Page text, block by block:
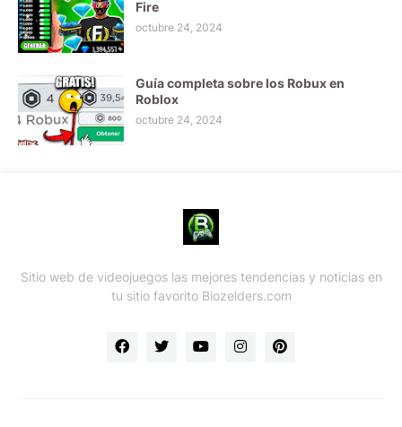
Fire
octubre 24, 2024
Guía completa sobre los Robux en
Roblox
octubre 24, 2024
Sitio web de videojuegos las mejores tendencias y noticias en
tu sitio favorito Biozelders.com